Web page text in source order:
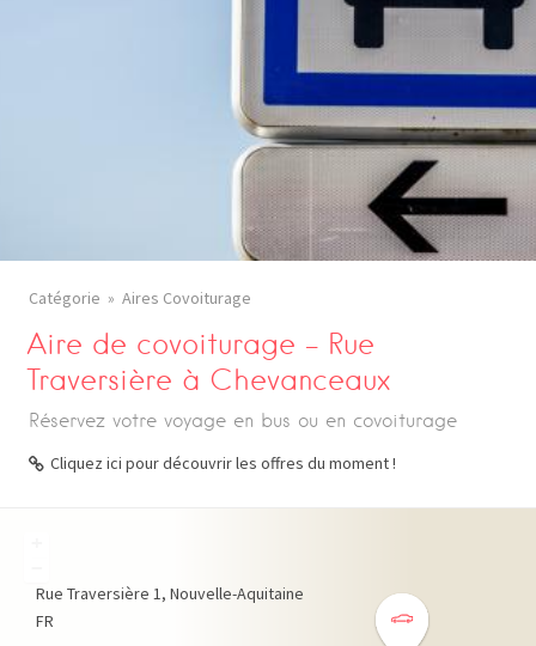
Catégorie Aires Covoiturage
Aire de covoiturage – Rue
Traversière à Chevanceaux
Réservez votre voyage en bus ou en covoiturage
Cliquez ici pour découvrir les offres du moment !
Rue Traversière 1 Nouvelle-Aquitaine
FR